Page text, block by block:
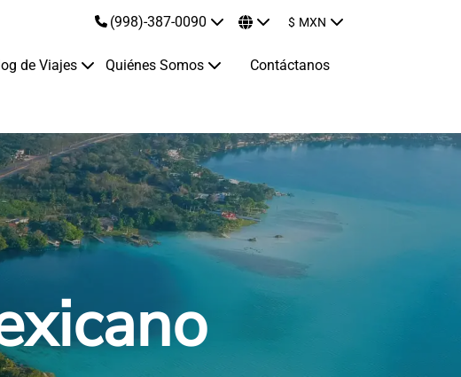
(998)-387-0090 $ MXN
de Viajes Quiénes Somos Contáctanos